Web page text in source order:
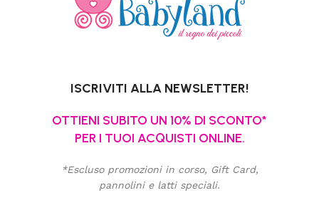
ISCRIVITI ALLA NEWSLETTER!
OTTIENI SUBITO UN 10% DI SCONTO*
PER I TUOI ACQUISTI ONLINE.
*Escluso promozioni in corso, Gift Card,
pannolini e latti speciali.